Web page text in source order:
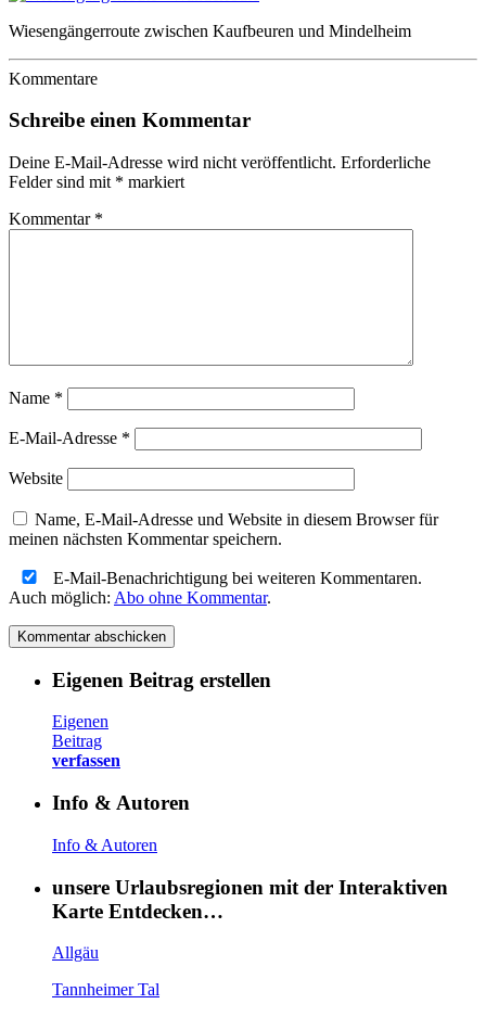
Wiesengängerroute zwischen Kaufbeuren und Mindelheim
Kommentare
Schreibe einen Kommentar
Deine E-Mail-Adresse wird nicht veröffentlicht. Erforderliche
Felder sind mit * markiert
Kommentar *
Name *
E-Mail-Adresse *
Website
Name, E-Mail-Adresse und Website in diesem Browser für
meinen nächsten Kommentar speichern.
E-Mail-Benachrichtigung bei weiteren Kommentaren.
Auch möglich: Abo ohne Kommentar.
Eigenen Beitrag erstellen
Eigenen
Beitrag
verfassen
Info & Autoren
Info & Autoren
unsere Urlaubsregionen mit der Interaktiven
Karte Entdecken…
Allgäu
Tannheimer Tal